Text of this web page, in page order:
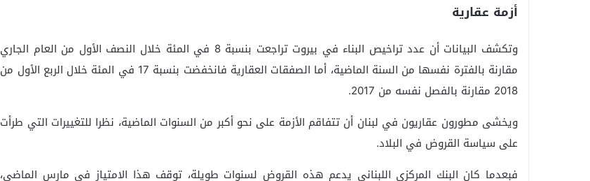
أزمة عقارية
وتكشف البيانات أن عدد تراخيص البناء في بيروت تراجعت بنسبة 8 في المئة خلال النصف الأول من العام الجاري
مقارنة بالفترة نفسها من السنة الماضية، أما الصفقات العقارية فانخفضت بنسبة 17 في المئة خلال الربع الأول من
2018 مقارنة بالفصل نفسه من 2017.
ويخشى مطورون عقاريون في لبنان أن تتفاقم الأزمة على نحو أكبر من السنوات الماضية، نظرا للتغييرات التي طرأت
على سياسة القروض في البلاد.
فبعدما كان البنك المركزي اللبناني يدعم هذه القروض لسنوات طويلة، توقف هذا الامتياز في مارس الماضي،